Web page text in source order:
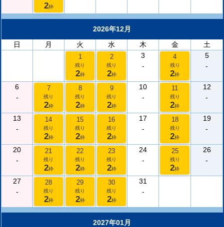
2枠
2026年12月
日
月 火 水 木 金 土
1
残り
2枠
2
残り
2枠
3
-
4
残り
2枠
5
-
6
-
7
残り
2枠
8
残り
2枠
9
残り
2枠
10
-
11
残り
2枠
12
-
13
-
14
残り
2枠
15
残り
2枠
16
残り
2枠
17
-
18
残り
2枠
19
-
20
-
21
残り
2枠
22
残り
2枠
23
残り
2枠
24
-
25
残り
2枠
26
-
27
-
28
残り
2枠
29
残り
2枠
30
残り
2枠
31
-
2027年01月